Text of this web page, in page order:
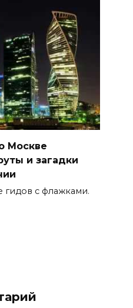
Москве
и загадки
гидов с флажками.